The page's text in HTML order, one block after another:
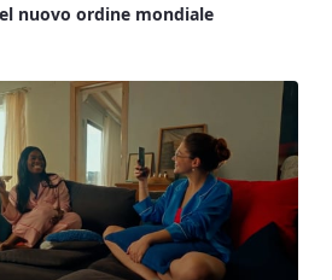
nuovo ordine mondiale